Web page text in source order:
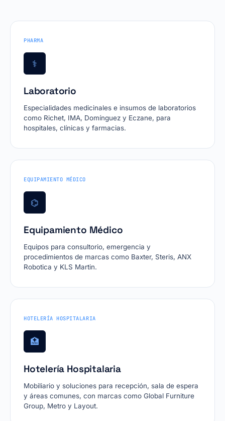
PHARMA
⚕
Laboratorio
Especialidades medicinales e insumos de laboratorios
como Richet, IMA, Domínguez y Eczane, para
hospitales, clínicas y farmacias.
EQUIPAMIENTO MÉDICO
⌬
Equipamiento Médico
Equipos para consultorio, emergencia y
procedimientos de marcas como Baxter, Steris, ANX
Robotica y KLS Martin.
HOTELERÍA HOSPITALARIA
🏥
Hotelería Hospitalaria
Mobiliario y soluciones para recepción, sala de espera
y áreas comunes, con marcas como Global Furniture
Group, Metro y Layout.